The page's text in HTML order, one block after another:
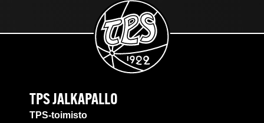
TPS JALKAPALLO
TPS-toimisto